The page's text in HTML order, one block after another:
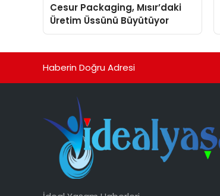
Cesur Packaging, Mısır’daki
Üretim Üssünü Büyütüyor
Haberin Doğru Adresi